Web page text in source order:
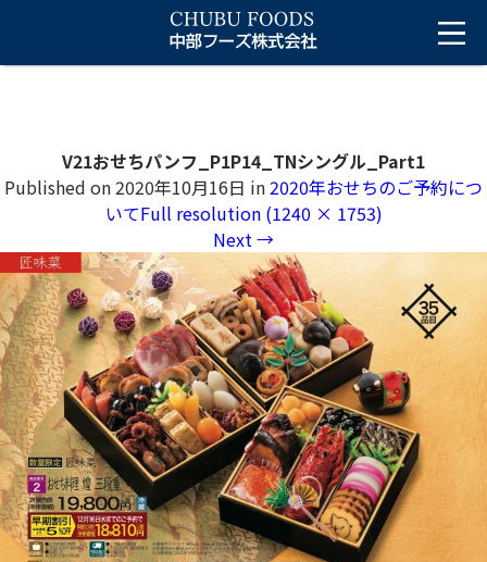
V21おせちパンフ_P1P14_TNシングル_Part1
Published on2020年10月16日 in2020年おせちのご予約につ
いてFull resolution (1240 × 1753)
Next→